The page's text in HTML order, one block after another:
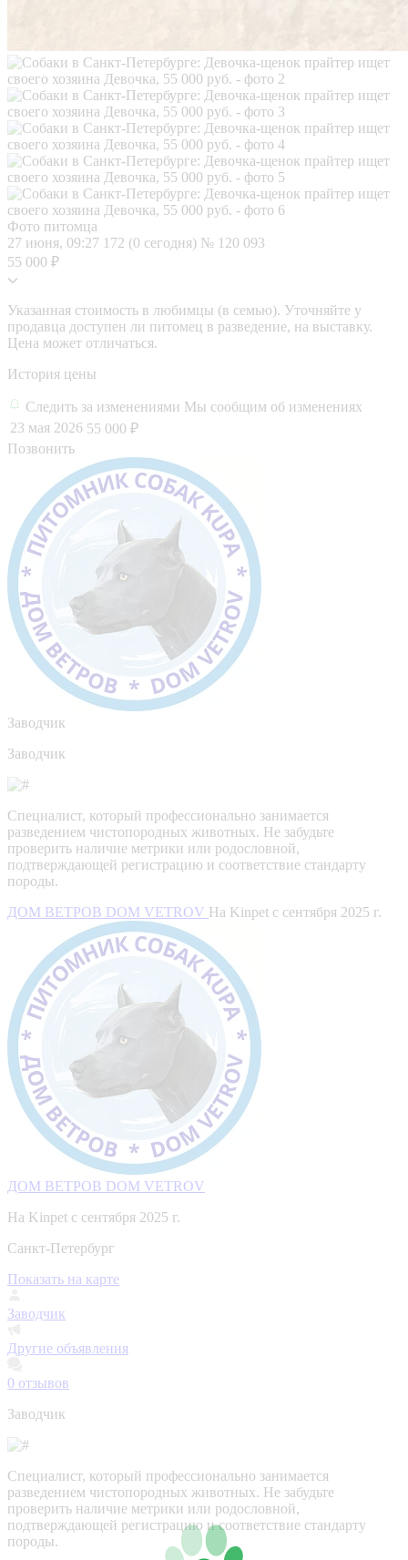
Фото питомца
27 июня, 09:27 172 (0 сегодня) № 120 093
55 000 ₽
Указанная стоимость в любимцы (в семью). Уточняйте у
продавца доступен ли питомец в разведение, на выставку.
Цена может отличаться.
История цены
Следить за изменениями Мы сообщим об изменениях
23 мая 2026 55 000 ₽
Позвонить
Заводчик
Заводчик
Специалист, который профессионально занимается
разведением чистопородных животных. Не забудьте
проверить наличие метрики или родословной,
подтверждающей регистрацию и соответствие стандарту
породы.
ДОМ ВЕТРОВ DOM VETROV На Kinpet c сентября 2025 г.
ДОМ ВЕТРОВ DOM VETROV
На Kinpet c сентября 2025 г.
Санкт-Петербург
Показать на карте
Заводчик
Другие объявления
0 отзывов
Заводчик
Специалист, который профессионально занимается
разведением чистопородных животных. Не забудьте
проверить наличие метрики или родословной,
подтверждающей регистрацию и соответствие стандарту
породы.